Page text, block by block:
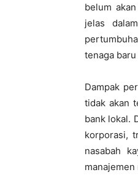
belum
jelas
tenaga
Dampak
tidak akan
bank lokal.
korporasi,
nasabah